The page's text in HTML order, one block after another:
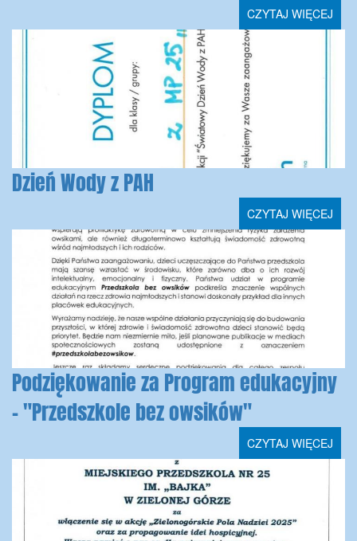
CZYTAJ WIĘCEJ
Dzień Wody z PAH
CZYTAJ WIĘCEJ
Podziękowanie za Program edukacyjny
- "Przedszkole bez owsików"
CZYTAJ WIĘCEJ